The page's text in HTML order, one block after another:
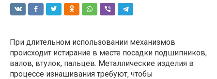
При длительном использовании механизмов
происходит истирание в месте посадки подшипников,
валов, втулок, пальцев. Металлические изделия в
процессе изнашивания требуют, чтобы